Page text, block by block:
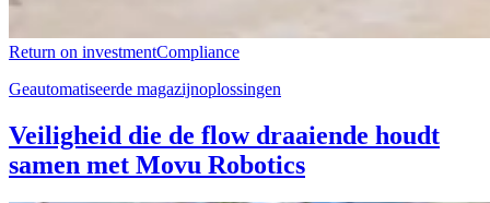
Return on investmentCompliance
Geautomatiseerde magazijnoplossingen
Veiligheid die de flow draaiende houdt
samen met Movu Robotics